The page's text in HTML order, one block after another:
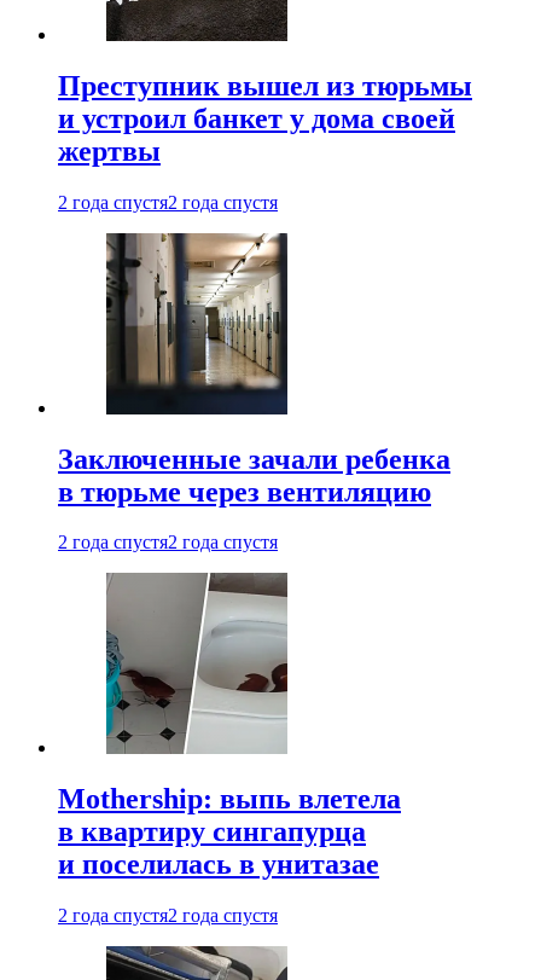
Преступник вышел из тюрьмы
и устроил банкет у дома своей
жертвы
2 года спустя2 года спустя
Заключенные зачали ребенка
в тюрьме через вентиляцию
2 года спустя2 года спустя
Mothership: выпь влетела
в квартиру сингапурца
и поселилась в унитазае
2 года спустя2 года спустя